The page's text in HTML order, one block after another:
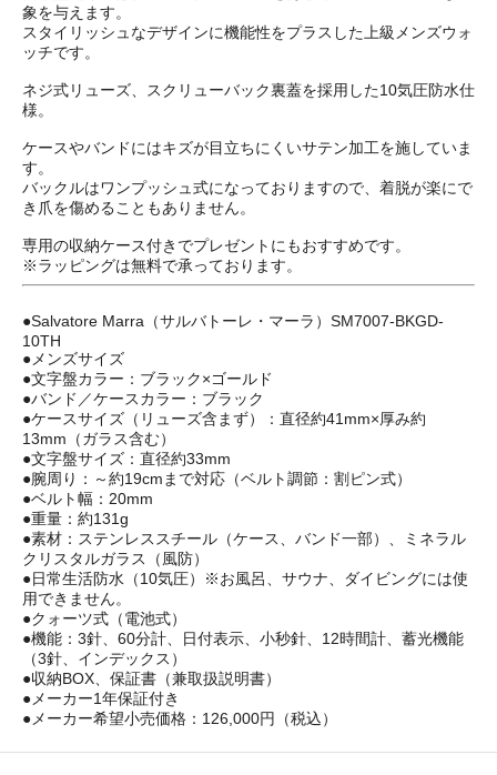
象を与えます。
スタイリッシュなデザインに機能性をプラスした上級メンズウォ
ッチです。
ネジ式リューズ、スクリューバック裏蓋を採用した10気圧防水仕
様。
ケースやバンドにはキズが目立ちにくいサテン加工を施していま
す。
バックルはワンプッシュ式になっておりますので、着脱が楽にで
き爪を傷めることもありません。
専用の収納ケース付きでプレゼントにもおすすめです。
※ラッピングは無料で承っております。
●Salvatore Marra（サルバトーレ・マーラ）SM7007-BKGD-
10TH
●メンズサイズ
●文字盤カラー：ブラック×ゴールド
●バンド／ケースカラー：ブラック
●ケースサイズ（リューズ含まず）：直径約41mm×厚み約
13mm（ガラス含む）
●文字盤サイズ：直径約33mm
●腕周り：～約19cmまで対応（ベルト調節：割ピン式）
●ベルト幅：20mm
●重量：約131g
●素材：ステンレススチール（ケース、バンド一部）、ミネラル
クリスタルガラス（風防）
●日常生活防水（10気圧）※お風呂、サウナ、ダイビングには使
用できません。
●クォーツ式（電池式）
●機能：3針、60分計、日付表示、小秒針、12時間計、蓄光機能
（3針、インデックス）
●収納BOX、保証書（兼取扱説明書）
●メーカー1年保証付き
●メーカー希望小売価格：126,000円（税込）